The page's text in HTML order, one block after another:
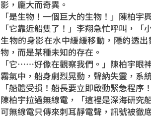
影，龐大而奇異。
「是生物！一個巨大的生物！」陳柏宇
「它靠近船隻了！」李翔急忙呼叫，「
生物的身影在水中緩緩移動，隱約透
物，而是某種未知的存在。
「它……好像在觀察我們。」陳柏宇眼
霧氣中，船身劇烈晃動，聲納失靈，系
「船體受損！船長要立即啟動緊急程序
陳柏宇拉過無線電，「這裡是深海研
可無線電只傳來刺耳靜電聲，訊號被徹